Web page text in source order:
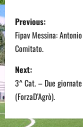
P
o
s
t
n
a
Previous:
Fipav Messina:
Comitato.
Next:
3^ Cat. – Due
(ForzaD’Agrò).